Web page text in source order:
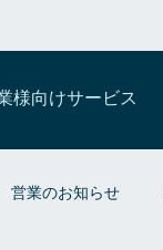
様向けサービス
営業のお知らせ